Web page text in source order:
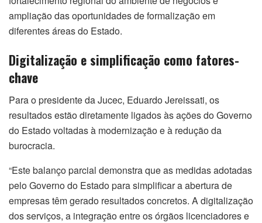
ampliação das oportunidades de formalização em
diferentes áreas do Estado.
Digitalização e simplificação como fatores-
chave
Para o presidente da Jucec, Eduardo Jereissati, os
resultados estão diretamente ligados às ações do Governo
do Estado voltadas à modernização e à redução da
burocracia.
“Este balanço parcial demonstra que as medidas adotadas
pelo Governo do Estado para simplificar a abertura de
empresas têm gerado resultados concretos. A digitalização
dos serviços, a integração entre os órgãos licenciadores e